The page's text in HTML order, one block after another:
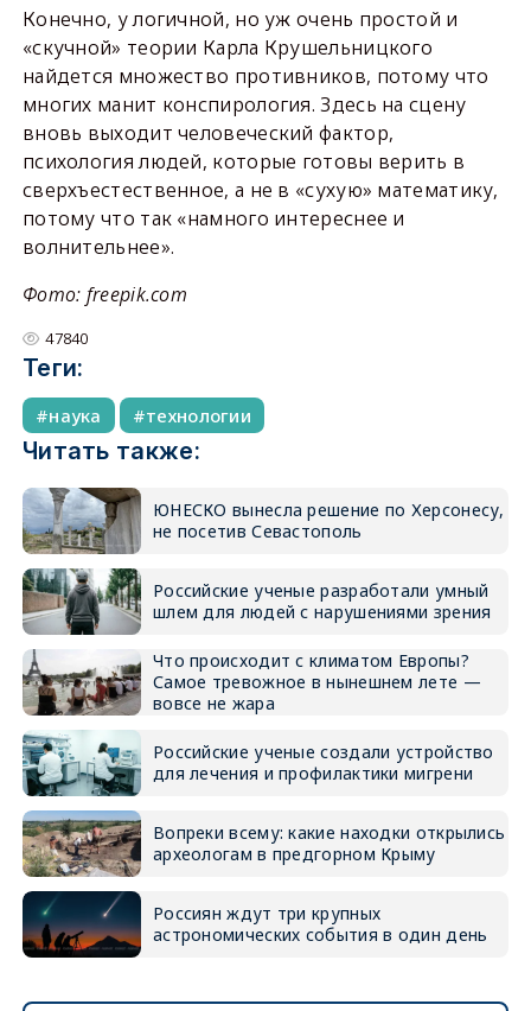
Конечно, у логичной, но уж очень простой и
«скучной» теории Карла Крушельницкого
найдется множество противников, потому что
многих манит конспирология. Здесь на сцену
вновь выходит человеческий фактор,
психология людей, которые готовы верить в
сверхъестественное, а не в «сухую» математику,
потому что так «намного интереснее и
волнительнее».
Фото: freepik.com
47840
Теги:
наука технологии
Читать также:
ЮНЕСКО вынесла решение по Херсонесу,
не посетив Севастополь
Российские ученые разработали умный
шлем для людей с нарушениями зрения
Что происходит с климатом Европы?
Самое тревожное в нынешнем лете —
вовсе не жара
Российские ученые создали устройство
для лечения и профилактики мигрени
Вопреки всему: какие находки открылись
археологам в предгорном Крыму
Россиян ждут три крупных
астрономических события в один день